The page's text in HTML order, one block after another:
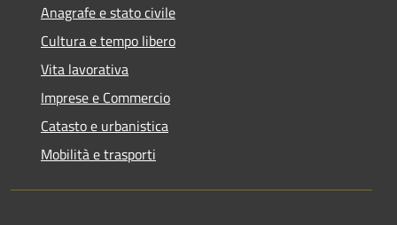
Anagrafe e stato civile
Cultura e tempo libero
Vita lavorativa
Imprese e Commercio
Catasto e urbanistica
Mobilità e trasporti